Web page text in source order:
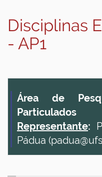
Disciplinas
- AP1
Área de
Particulados
Representante:
Pádua